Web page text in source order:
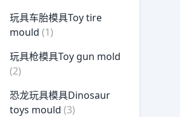
玩具车胎模具Toy tire
mould (1)
玩具枪模具Toy gun mold
(2)
恐龙玩具模具Dinosaur
toys mould (3)